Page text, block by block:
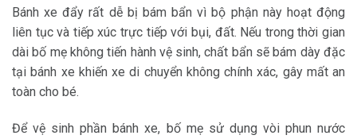
Bánh xe đẩy rất dễ bị bám bẩn vì bộ phận này hoạt động
liên tục và tiếp xúc trực tiếp với bụi, đất. Nếu trong thời gian
dài bố mẹ không tiến hành vệ sinh, chất bẩn sẽ bám dày đặc
tại bánh xe khiến xe di chuyển không chính xác, gây mất an
toàn cho bé.
Để vệ sinh phần bánh xe, bố mẹ sử dụng vòi phun nước